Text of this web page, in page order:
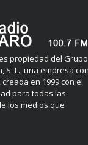
propiedad del Grupo
S. L., una empresa
en 1999 con el
para todas las
los medios que